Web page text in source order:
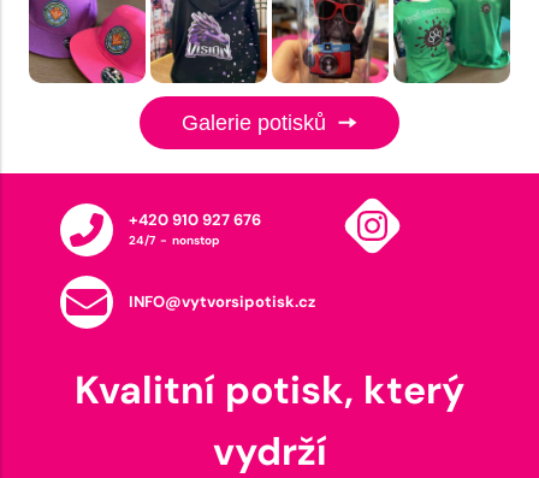
Galerie potisků
+420 910 927 676
24/7 - nonstop
INFO@vytvorsipotisk.cz
Kvalitní potisk, který
vydrží